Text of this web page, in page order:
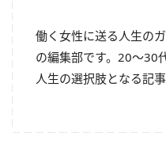
働く女性に送る人生の
の編集部です。20～30
人生の選択肢となる記事